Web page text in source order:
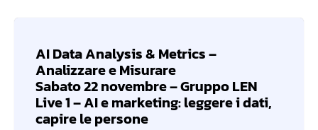
AI Data Analysis & Metrics –
Analizzare e Misurare
Sabato 22 novembre – Gruppo LEN
Live 1 – AI e marketing: leggere i dati,
capire le persone